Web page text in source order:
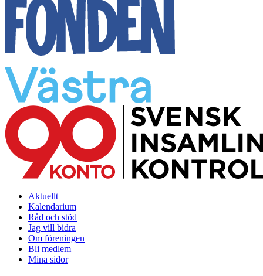
Aktuellt
Kalendarium
Råd och stöd
Jag vill bidra
Om föreningen
Bli medlem
Mina sidor